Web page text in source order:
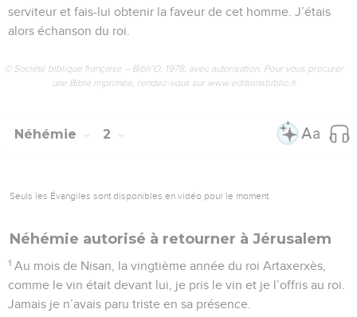
serviteur et fais-lui obtenir la faveur de cet homme. J’étais
alors échanson du roi.
© Société biblique française – Bibli’O, 1978, avec autorisation. Pour vous procurer
une Bible imprimée, rendez-vous sur www.editionsbiblio.fr
Néhémie 2
Seuls les Évangiles sont disponibles en vidéo pour le moment.
Néhémie autorisé à retourner à Jérusalem
1 Au mois de Nisan, la vingtième année du roi Artaxerxès,
comme le vin était devant lui, je pris le vin et je l’offris au roi.
Jamais je n’avais paru triste en sa présence.